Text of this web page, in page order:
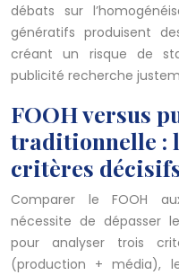
débats sur
génératifs produisent
créant un risque de
publicité recherche
FOOH versus
traditionnelle :
critères
Comparer le FOOH
nécessite de dépasser
pour analyser trois
(production + média),